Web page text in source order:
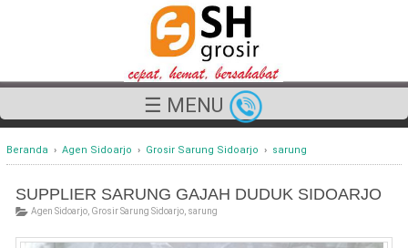
☰ MENU
Beranda › Agen Sidoarjo › Grosir Sarung Sidoarjo › sarung
SUPPLIER SARUNG GAJAH DUDUK SIDOARJO
Agen Sidoarjo, Grosir Sarung Sidoarjo, sarung